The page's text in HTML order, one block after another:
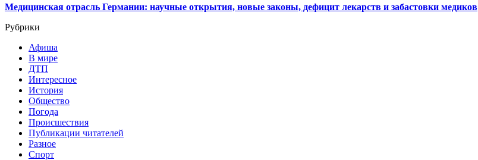
Медицинская отрасль Германии: научные открытия, новые законы, дефицит лекарств и забастовки медиков
Рубрики
Афиша
В мире
ДТП
Интересное
История
Общество
Погода
Происшествия
Публикации читателей
Разное
Спорт